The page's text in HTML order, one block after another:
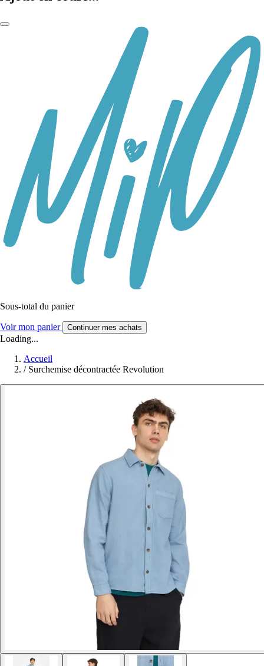
Sous-total du panier
Voir mon panier Continuer mes achats
Loading...
Accueil
/ Surchemise décontractée Revolution